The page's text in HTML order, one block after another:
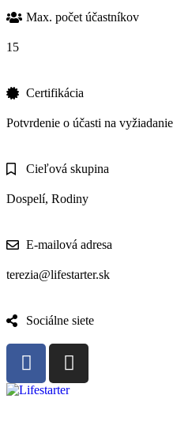
Max. počet účastníkov
15
Certifikácia
Potvrdenie o účasti na vyžiadanie
Cieľová skupina
Dospelí, Rodiny
E-mailová adresa
terezia@lifestarter.sk
Sociálne siete